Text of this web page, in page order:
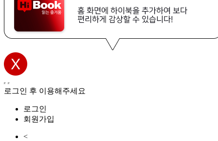
로그인 후 이용해주세요
로그인
회원가입
<